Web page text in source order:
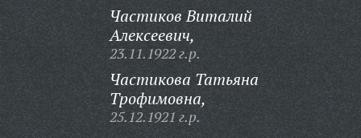
Частиков Виталий
Алексеевич,
23.11.1922 г.р.
Частикова Татьяна
Трофимовна,
25.12.1921 г.р.